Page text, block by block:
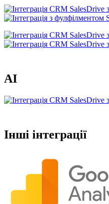
AI
Інші інтеграції